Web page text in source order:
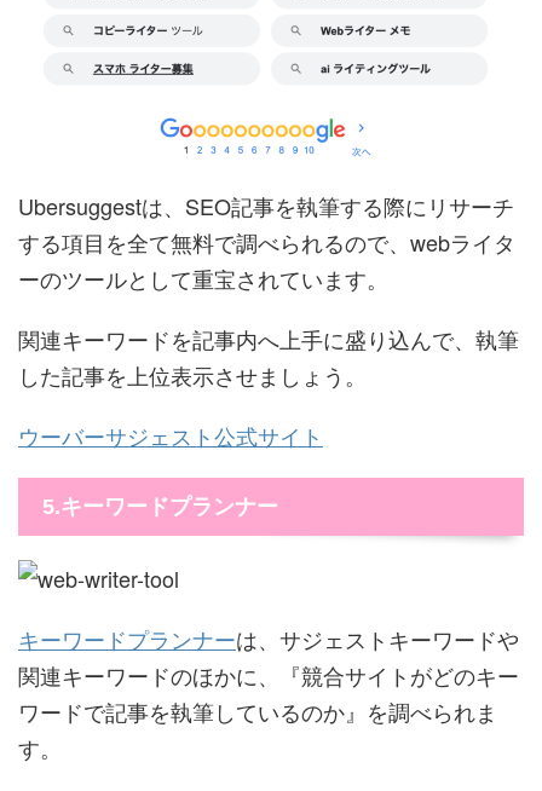
Ubersuggestは、SEO記事を執筆する際にリサーチ
する項目を全て無料で調べられるので、webライタ
ーのツールとして重宝されています。
関連キーワードを記事内へ上手に盛り込んで、執筆
した記事を上位表示させましょう。
ウーバーサジェスト公式サイト
5.キーワードプランナー
キーワードプランナーは、サジェストキーワードや
関連キーワードのほかに、『競合サイトがどのキー
ワードで記事を執筆しているのか』を調べられま
す。